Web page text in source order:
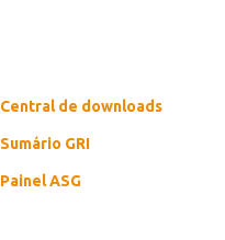
Central de downloads
Sumário GRI
Painel ASG